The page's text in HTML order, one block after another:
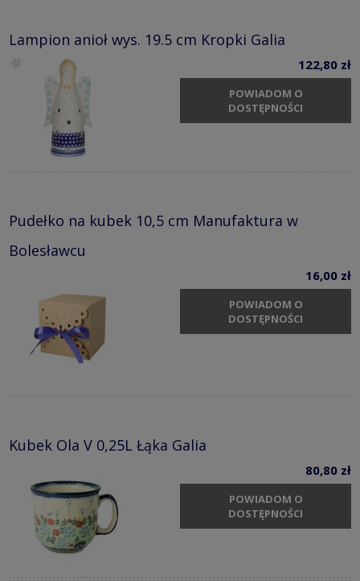
Lampion anioł wys. 19.5 cm Kropki Galia
122,80 zł
POWIADOM O
DOSTĘPNOŚCI
Pudełko na kubek 10,5 cm Manufaktura w
Bolesławcu
16,00 zł
POWIADOM O
DOSTĘPNOŚCI
Kubek Ola V 0,25L Łąka Galia
80,80 zł
POWIADOM O
DOSTĘPNOŚCI